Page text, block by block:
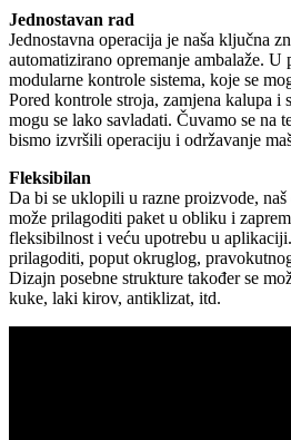
Jednostavan rad
Jednostavna operacija je naša ključna
automatizirano opremanje ambalaže. U
modularne kontrole sistema, koje se
Pored kontrole stroja, zamjena kalupa i
mogu se lako savladati. Čuvamo se na
bismo izvršili operaciju i održavanje
Fleksibilan
Da bi se uklopili u razne proizvode,
može prilagoditi paket u obliku i
fleksibilnost i veću upotrebu u
prilagoditi, poput okruglog,
Dizajn posebne strukture također se
kuke, laki kirov, antiklizat, itd.